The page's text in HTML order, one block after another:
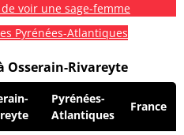
voir une sage-femme
Pyrénées-Atlantiques
Osserain-Rivareyte
Pyrénées-
Atlantiques
France